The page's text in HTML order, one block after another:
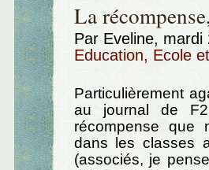
La
Par Eveline,
Education, Ecole
Particulièrement
au journal de
récompense que
dans les classes
(associés, je